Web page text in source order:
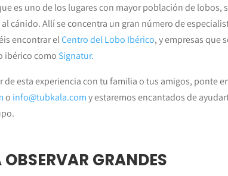
es uno de los lugares con mayor población de lobos,
cánido. Allí se concentra un gran número de
encontrar elCentro del Lobo Ibérico, y empresas que
ibérico como Signatur.
esta experiencia con tu familia o tus amigos, ponte
o info@tubkala.comy estaremos encantados de
GRANDES